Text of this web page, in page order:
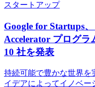
スタートアップ
Google for Startups
Accelerator プログ
10 社を発表
持続可能で豊かな世界を
イデアによってイノベ